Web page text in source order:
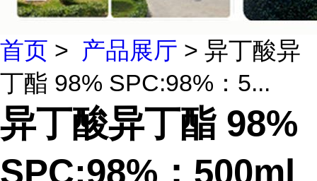
首页 > 产品展厅 > 异丁酸异
丁酯 98% SPC:98%：5...
异丁酸异丁酯 98%
SPC:98%：500ml